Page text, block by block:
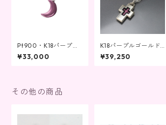
Pt900・K18パープル
ゴールド ペンダント
ピアスチャーム兼用 三
¥33,000
K18パープルゴールド
ジュエリー クロスタイ
プチャーム付きネック
¥39,250
その他の商品